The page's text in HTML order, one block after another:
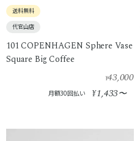
送料無料
代官山店
101 COPENHAGEN Sphere Vase
Square Big Coffee
¥43,000
月額30回払い ¥1,433〜